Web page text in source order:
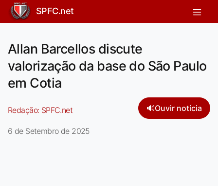
SPFC.net
Allan Barcellos discute
valorização da base do São Paulo
em Cotia
Redação: SPFC.net 🔊Ouvir notícia
6 de Setembro de 2025